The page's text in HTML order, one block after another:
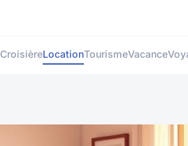
CroisièreLocationTourismeVacance